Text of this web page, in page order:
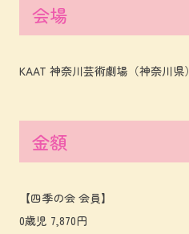
会場
KAAT 神奈川芸術劇場（神奈川県）
金額
【四季の会 会員】
0歳児 7,870円